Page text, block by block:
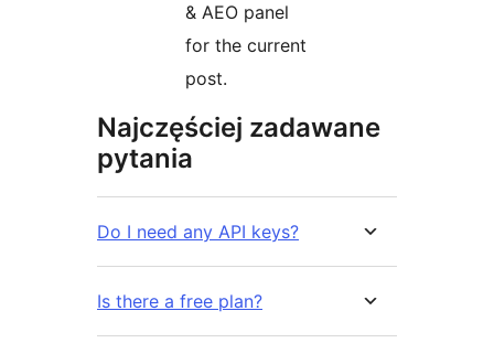
& AEO panel
for the current
post.
Najczęściej zadawane
pytania
Do I need any API keys?
Is there a free plan?